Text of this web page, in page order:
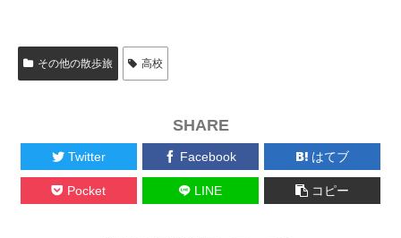
その他の散歩旅 高校
SHARE
Twitter Facebook はてブ
Pocket LINE コピー